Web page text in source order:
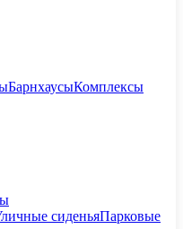
БарнхаусыКомплексы
сиденьяПарковые